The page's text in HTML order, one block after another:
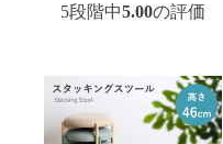
5段階中5.00の評価